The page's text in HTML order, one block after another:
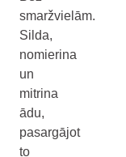
smaržvielām.
Silda,
nomierina
un
mitrina
ādu,
pasargājot
to